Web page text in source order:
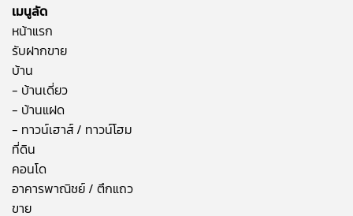
เมนูลัด
หน้าแรก
รับฝากขาย
บ้าน
- บ้านเดี่ยว
- บ้านแฝด
- ทาวน์เฮาส์ / ทาวน์โฮม
ที่ดิน
คอนโด
อาคารพาณิชย์ / ตึกแถว
ขาย